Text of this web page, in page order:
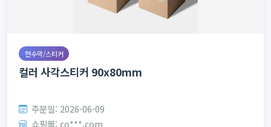
현수막/스티커
컬러 사각스티커 90x80mm
주문일: 2026-06-09
쇼핑몰: co***.com